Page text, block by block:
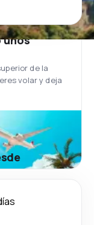
unos
de la
volar y deja